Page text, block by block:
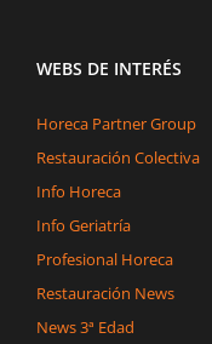
WEBS DE INTERÉS
Horeca Partner Group
Restauración Colectiva
Info Horeca
Info Geriatría
Profesional Horeca
Restauración News
News 3ª Edad